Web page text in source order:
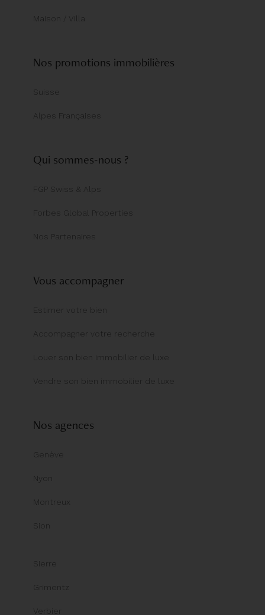
Maison / Villa
Nos promotions immobilières
Suisse
Alpes Françaises
Qui sommes-nous ?
FGP Swiss & Alps
Forbes Global Properties
Nos Partenaires
Vous accompagner
Estimer votre bien
Accompagner votre recherche
Louer son bien immobilier de luxe
Vendre son bien immobilier de luxe
Nos agences
Genève
Nyon
Montreux
Sion
Sierre
Grimentz
Verbier